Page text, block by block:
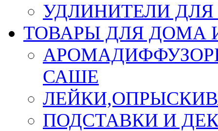
УДЛИНИТЕЛИ
ТОВАРЫ ДЛЯ ДОМА
САШЕ
ПОДСТАВКИ И